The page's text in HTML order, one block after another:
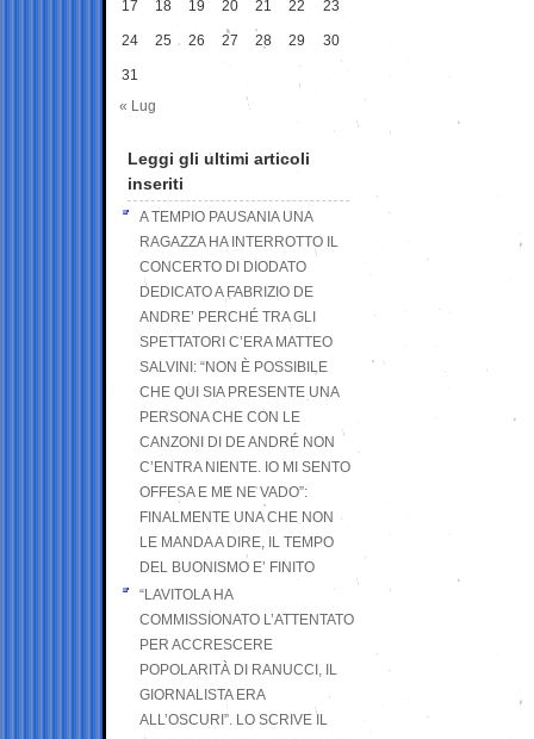
17 18 19 20 21 22 23
24 25 26 27 28 29 30
31
« Lug
Leggi gli ultimi articoli
inseriti
A TEMPIO PAUSANIA UNA
RAGAZZA HA INTERROTTO IL
CONCERTO DI DIODATO
DEDICATO A FABRIZIO DE
ANDRE’ PERCHÉ TRA GLI
SPETTATORI C’ERA MATTEO
SALVINI: “NON È POSSIBILE
CHE QUI SIA PRESENTE UNA
PERSONA CHE CON LE
CANZONI DI DE ANDRÉ NON
C’ENTRA NIENTE. IO MI SENTO
OFFESA E ME NE VADO”:
FINALMENTE UNA CHE NON
LE MANDA A DIRE, IL TEMPO
DEL BUONISMO E’ FINITO
“LAVITOLA HA
COMMISSIONATO L’ATTENTATO
PER ACCRESCERE
POPOLARITÀ DI RANUCCI, IL
GIORNALISTA ERA
ALL’OSCURI”. LO SCRIVE IL